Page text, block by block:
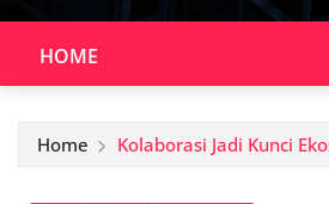
HOME
Home Kolaborasi Jadi Kunci